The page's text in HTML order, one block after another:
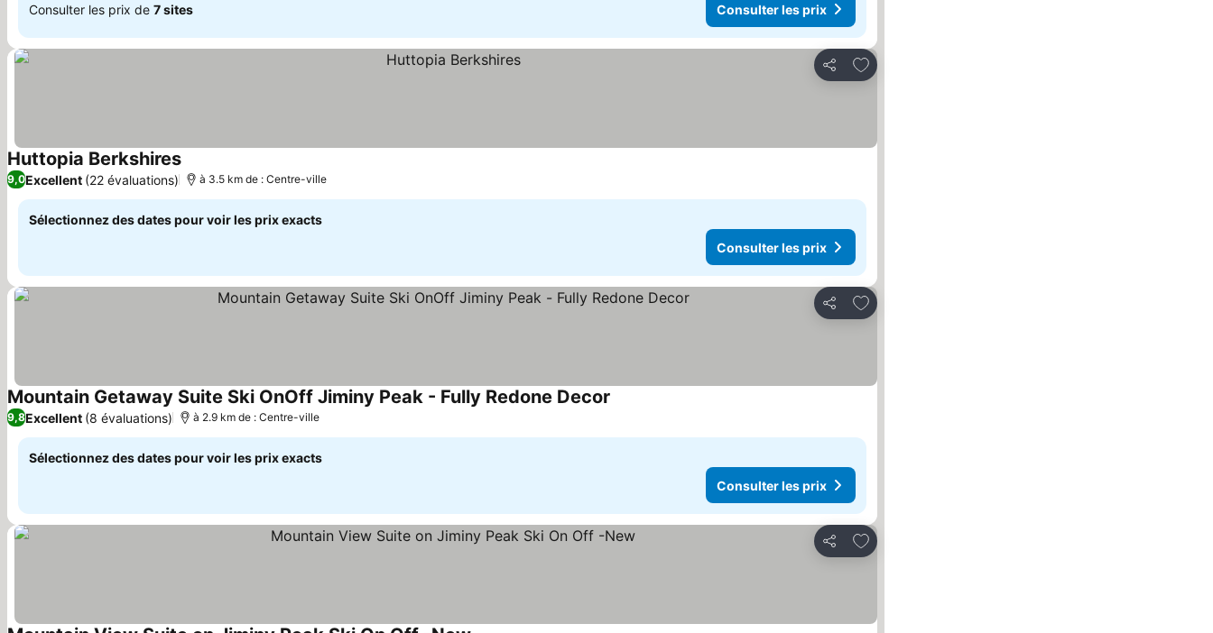
Consulter les prix de 7 sites Consulter les prix
Partager
Ajouter à mes favoris
Huttopia BerkshiresConsulter les prix
9,0Excellent (22 évaluations) à 3.5 km de : Centre-ville
Sélectionnez des dates pour voir les prix exacts
Consulter les prix
Partager
Ajouter à mes favoris
Mountain Getaway Suite Ski OnOff Jiminy Peak - Fully Redone Decor
9,8Excellent (8 évaluations) à 2.9 km de : Centre-ville
Sélectionnez des dates pour voir les prix exacts
Consulter les prix
Partager
Ajouter à mes favoris